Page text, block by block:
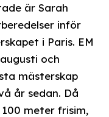
är Sarah
inför
i Paris. EM
och
mästerskap
år sedan. Då
meter frisim,